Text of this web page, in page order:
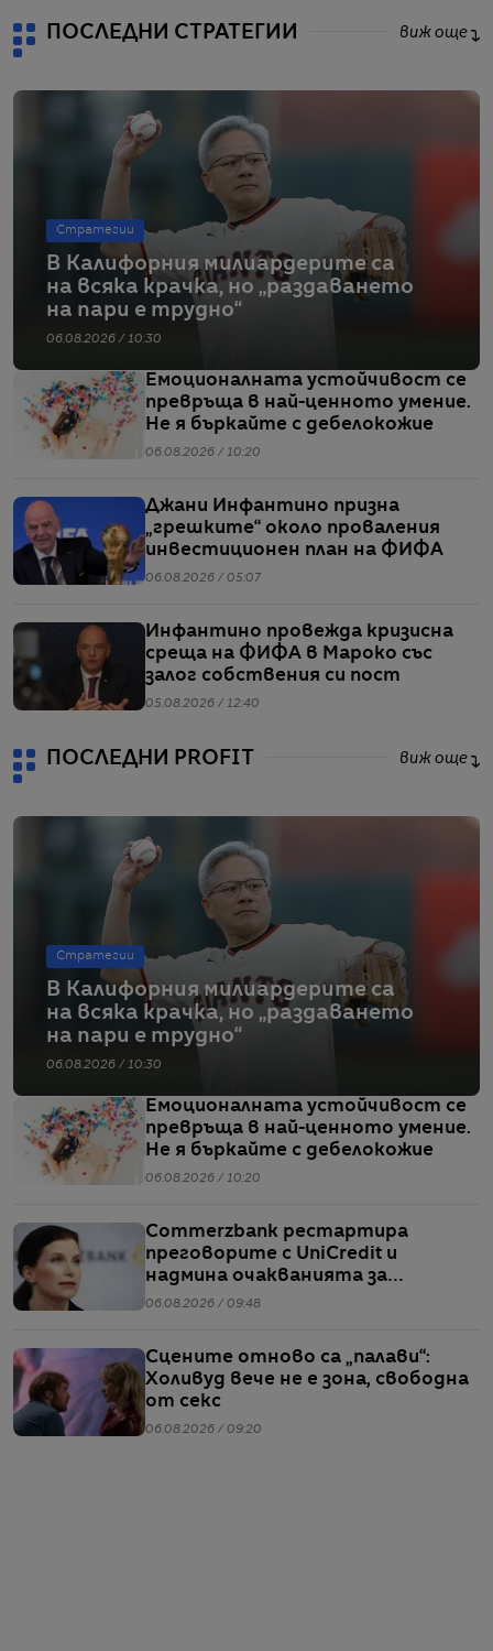
ПОСЛЕДНИ СТРАТЕГИИ виж още
Стратегии
В Калифорния милиардерите са
на всяка крачка, но „раздаването
на пари е трудно“
06.08.2026 / 10:30
Емоционалната устойчивост се
превръща в най-ценното умение.
Не я бъркайте с дебелокожие
06.08.2026 / 10:20
Джани Инфантино призна
„грешките“ около проваления
инвестиционен план на ФИФА
06.08.2026 / 05:07
Инфантино провежда кризисна
среща на ФИФА в Мароко със
залог собствения си пост
05.08.2026 / 12:40
ПОСЛЕДНИ PROFIT виж още
Стратегии
В Калифорния милиардерите са
на всяка крачка, но „раздаването
на пари е трудно“
06.08.2026 / 10:30
Емоционалната устойчивост се
превръща в най-ценното умение.
Не я бъркайте с дебелокожие
06.08.2026 / 10:20
Commerzbank рестартира
преговорите с UniCredit и
надмина очакванията за
тримесечието
06.08.2026 / 09:48
Сцените отново са „палави“:
Холивуд вече не е зона, свободна
от секс
06.08.2026 / 09:20